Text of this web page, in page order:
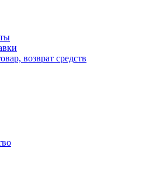
возврат средств